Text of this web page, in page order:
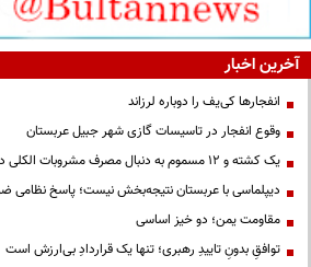
آخرین اخبار
انفجارها کی‌یف را دوباره لرزاند
وقوع انفجار در تاسیسات گازی شهر جبیل عربستان
یک کشته و ۱۲ مسموم به دنبال مصرف مشروبات الکلی در نیشابور
دیپلماسی با عربستان نتیجه‌بخش نیست؛ پاسخ نظامی
مقاومت یمن؛ دو خیز اساسی
توافقِ بدونِ تاییدِ رهبری؛ تنها یک قراردادِ بی‌ارزش است